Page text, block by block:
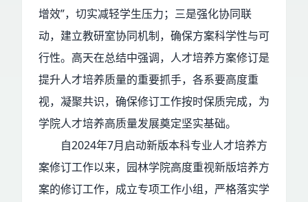
增效”，切实减轻学生压力；三是强化协同联
动，建立教研室协同机制，确保方案科学性与可
行性。高天在总结中强调，人才培养方案修订是
提升人才培养质量的重要抓手，各系要高度重
视，凝聚共识，确保修订工作按时保质完成，为
学院人才培养高质量发展奠定坚实基础。
自2024年7月启动新版本科专业人才培养方
案修订工作以来，园林学院高度重视新版培养方
案的修订工作，成立专项工作小组，严格落实学